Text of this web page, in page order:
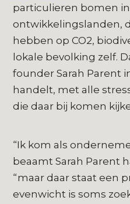
particulieren bomen
ontwikkelingslanden,
hebben op CO2,
lokale bevolking zelf.
founder Sarah Parent
handelt, met alle
die daar bij komen
“Ik kom als
beaamt Sarah Parent
“maar daar staat een
evenwicht is soms